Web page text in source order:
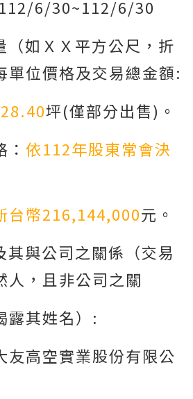
6/30~112/6/30
如ＸＸ平方公尺，折
單位價格及交易總金額:
坪(僅部分出售)。
依112年股東常會決
台幣216,144,000元。
與公司之關係（交易
人，且非公司之關
露其姓名）:
友高空實業股份有限公